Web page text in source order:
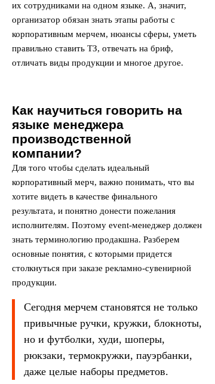
их сотрудниками на одном языке. А, значит,
организатор обязан знать этапы работы с
корпоративным мерчем, нюансы сферы, уметь
правильно ставить ТЗ, отвечать на бриф,
отличать виды продукции и многое другое.
Как научиться говорить на
языке менеджера
производственной
компании?
Для того чтобы сделать идеальный
корпоративный мерч, важно понимать, что вы
хотите видеть в качестве финального
результата, и понятно донести пожелания
исполнителям. Поэтому event-менеджер должен
знать терминологию продакшна. Разберем
основные понятия, с которыми придется
столкнуться при заказе рекламно-сувенирной
продукции.
Сегодня мерчем становятся не только
привычные ручки, кружки, блокноты,
но и футболки, худи, шоперы,
рюкзаки, термокружки, пауэрбанки,
даже целые наборы предметов.